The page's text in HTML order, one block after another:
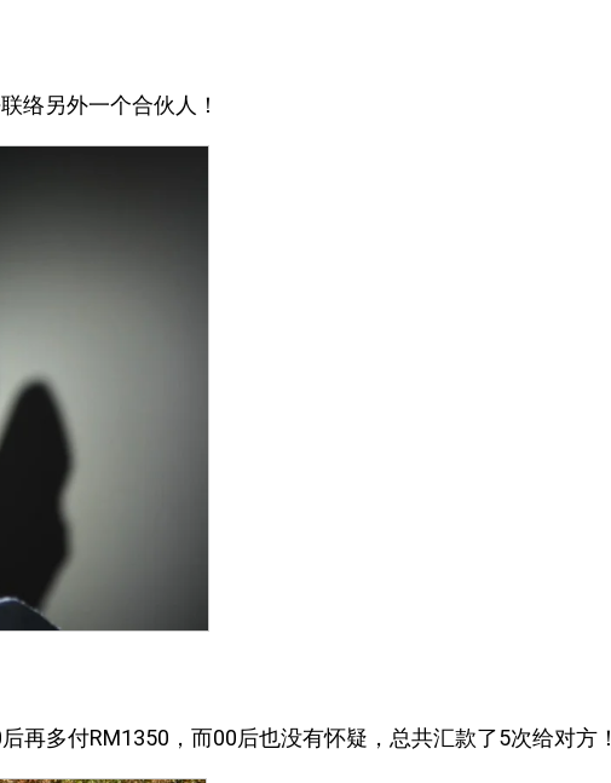
络另外一个合伙人！
再多付RM1350，而00后也没有怀疑，总共汇款了5次给对方！